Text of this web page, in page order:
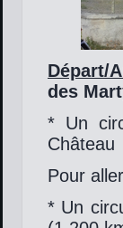
Départ/
des
* Un
Château
Pour
* Un